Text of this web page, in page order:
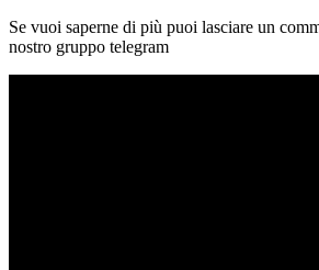
Se vuoi saperne di più puoi lasciare un
nostro gruppo telegram